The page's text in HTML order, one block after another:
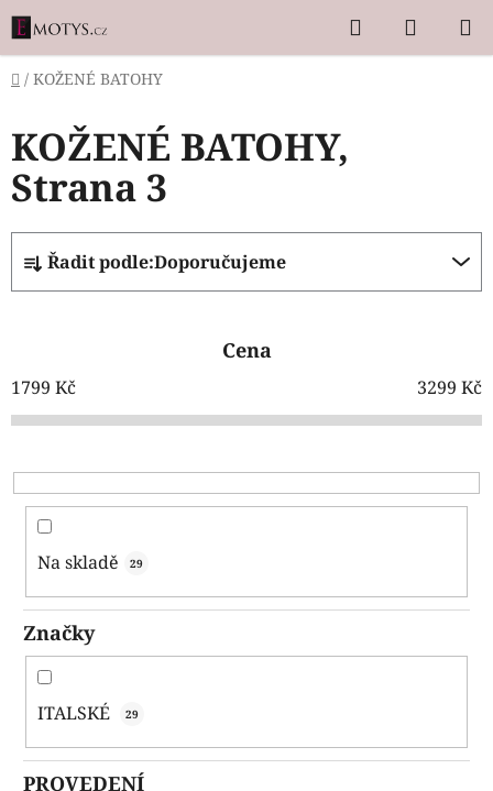
Přejít
na
obsah
Hledat
KOŠÍK
Domů
/ KOŽENÉ BATOHY
KOŽENÉ BATOHY,
Strana 3
Ř
a
z
í
p
o
d
ů
Řadit podle:Doporučujeme
Cena
1799 Kč 3299 Kč
Na skladě 29
Značky
ITALSKÉ 29
PROVEDENÍ